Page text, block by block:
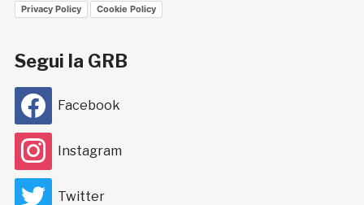
Privacy Policy Cookie Policy
Segui la GRB
Facebook
Instagram
Twitter